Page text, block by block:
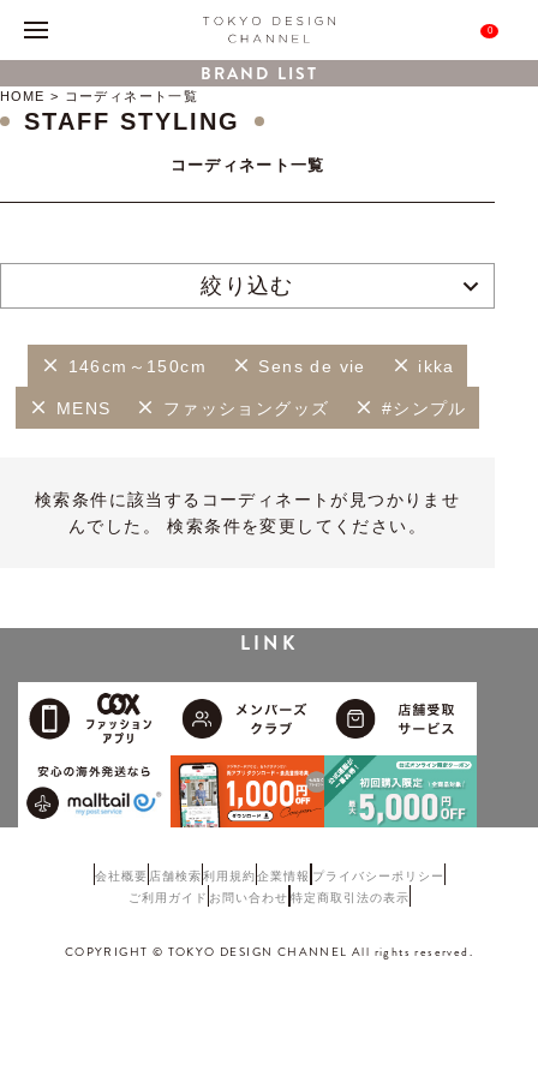
0
BRAND LIST
HOME コーディネート一覧
STAFF STYLING
コーディネート一覧
絞り込む
146cm～150cm Sens de vie ikka
MENS ファッショングッズ #シンプル
検索条件に該当するコーディネートが見つかりませ
んでした。 検索条件を変更してください。
LINK
会社概要 店舗検索利用規約企業情報 プライバシーポリシー
ご利用ガイド お問い合わせ 特定商取引法の表示
COPYRIGHT © TOKYO DESIGN CHANNEL All rights reserved.